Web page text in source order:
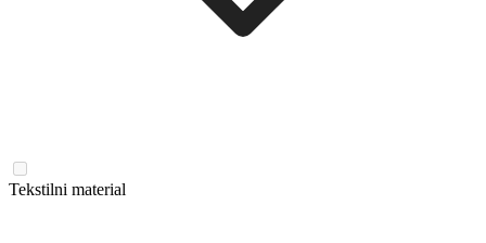
Tekstilni material